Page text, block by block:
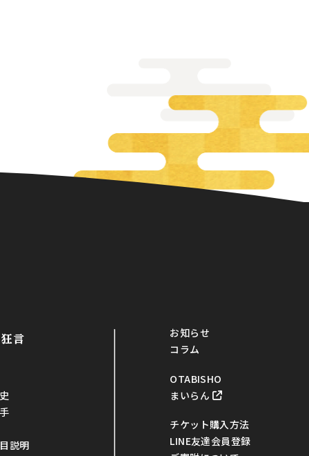
狂言
説明
お知らせ
コラム
OTABISHO
まいらん
チケット購入方法
LINE友達会員登録